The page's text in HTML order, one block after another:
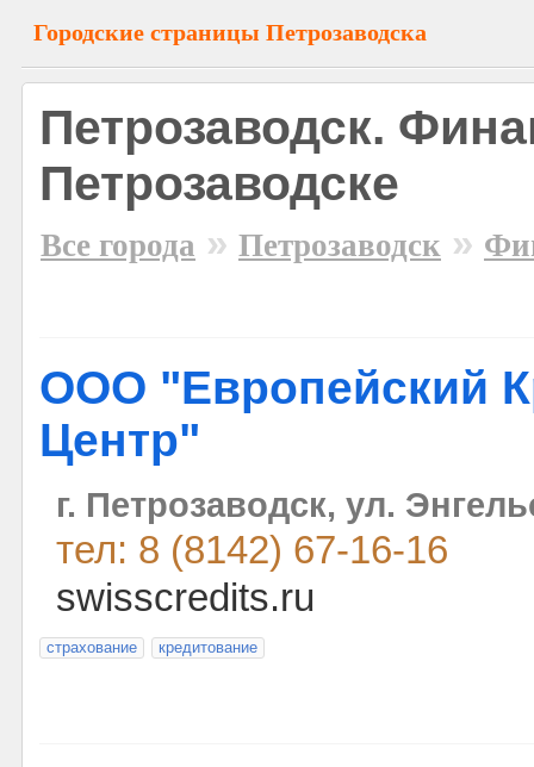
Городские страницы Петрозаводска
Петрозаводск.
Петрозаводске
Все города » Петрозаводск »
ООО "Европейский
Центр"
г. Петрозаводск, ул.
тел: 8 (8142) 67-16-16
swisscredits.ru
страхование кредитование